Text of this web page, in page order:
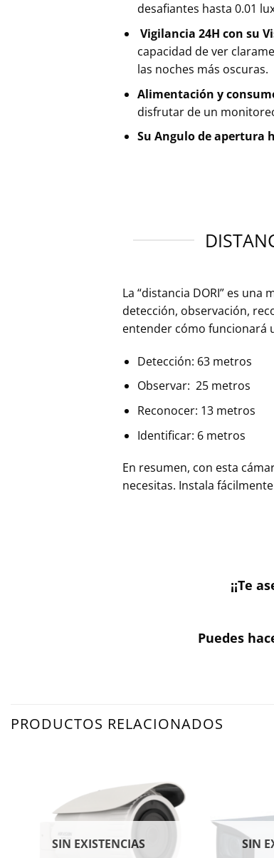
desafiantes hasta 0.01
Vigilancia 24H con su
capacidad de ver
las noches más oscuras.
Alimentación y
disfrutar de un
Su Angulo de apertura
La “distancia DORI” es
detección, observación,
entender cómo funcionará
Detección: 63 metros
Observar: 25 metros
Reconocer: 13 metros
Identificar: 6 metros
En resumen, con esta
necesitas. Instala
¡¡Te
Puedes
PRODUCTOS RELACIONADOS
SIN EXISTENCIAS SIN